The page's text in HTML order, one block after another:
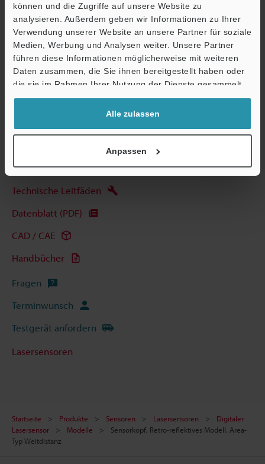
können und die Zugriffe auf unsere Website zu
analysieren. Außerdem geben wir Informationen zu Ihrer
Verwendung unserer Website an unsere Partner für soziale
Medien, Werbung und Analysen weiter. Unsere Partner
führen diese Informationen möglicherweise mit weiteren
Daten zusammen, die Sie ihnen bereitgestellt haben oder
die sie im Rahmen Ihrer Nutzung der Dienste gesammelt
haben.
Alle zulassen
Anpassen
Datenblatt (PDF)
Andere Modelle
Broschüre herunterladen
Technische Leitfäden
Datenblatt (PDF)
CAD / CAE
Handbücher
Fragen
Terminwunsch
Testgerät anfordern
Lasersensoren
Startseite Produkte Sensoren Lasersensoren
Digitaler
Lasersensor
Modelle
Sensorkopf, Retro-reflektives Modell, Area-
Typ Weitdistanz
Support